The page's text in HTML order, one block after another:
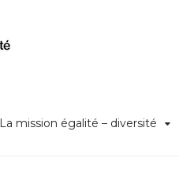
La mission égalité – diversité